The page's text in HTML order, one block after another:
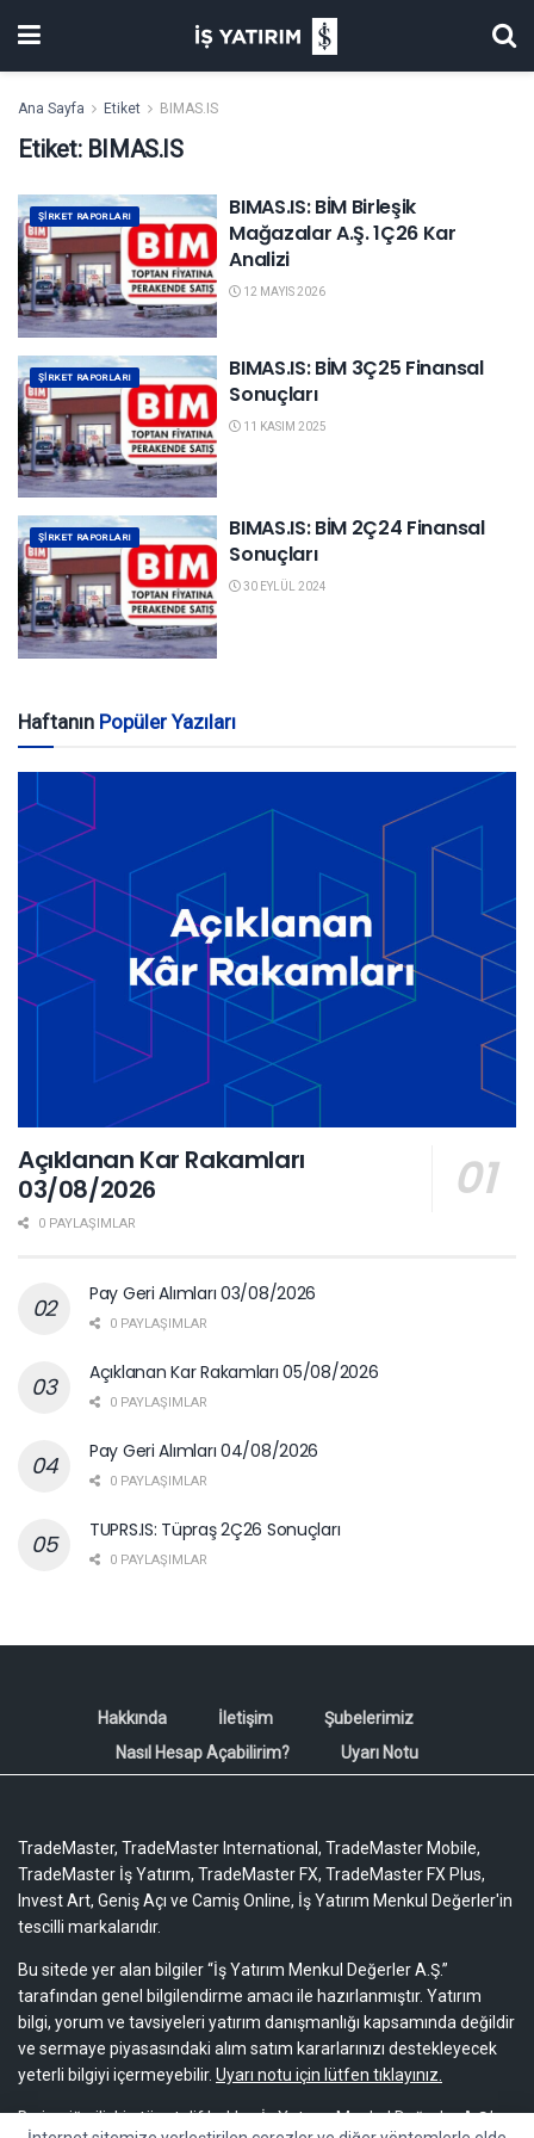
Ana Sayfa Etiket BIMAS.IS
Etiket: BIMAS.IS
ŞIRKET RAPORLARI
BIMAS.IS: BİM Birleşik
Mağazalar A.Ş. 1Ç26 Kar
Analizi
12 MAYIS 2026
ŞIRKET RAPORLARI
BIMAS.IS: BİM 3Ç25 Finansal
Sonuçları
11 KASIM 2025
ŞIRKET RAPORLARI
BIMAS.IS: BİM 2Ç24 Finansal
Sonuçları
30 EYLÜL 2024
Haftanın Popüler Yazıları
Açıklanan Kar Rakamları
03/08/2026
0 PAYLAŞIMLAR
Pay Geri Alımları 03/08/2026
0 PAYLAŞIMLAR
Açıklanan Kar Rakamları 05/08/2026
0 PAYLAŞIMLAR
Pay Geri Alımları 04/08/2026
0 PAYLAŞIMLAR
TUPRS.IS: Tüpraş 2Ç26 Sonuçları
0 PAYLAŞIMLAR
Hakkında İletişim
Şubelerimiz
Nasıl Hesap Açabilirim?
Uyarı Notu
TradeMaster, TradeMaster International, TradeMaster Mobile,
TradeMaster İş Yatırım, TradeMaster FX, TradeMaster FX Plus,
Invest Art, Geniş Açı ve Camiş Online, İş Yatırım Menkul Değerler'in
tescilli markalarıdır.
Bu sitede yer alan bilgiler “İş Yatırım Menkul Değerler A.Ş.”
tarafından genel bilgilendirme amacı ile hazırlanmıştır. Yatırım
bilgi, yorum ve tavsiyeleri yatırım danışmanlığı kapsamında değildir
ve sermaye piyasasındaki alım satım kararlarınızı destekleyecek
yeterli bilgiyi içermeyebilir. Uyarı notu için lütfen tıklayınız.
Bu içeriğe ilişkin tüm telif hakları İş Yatırım Menkul Değerler A.Ş.’ye